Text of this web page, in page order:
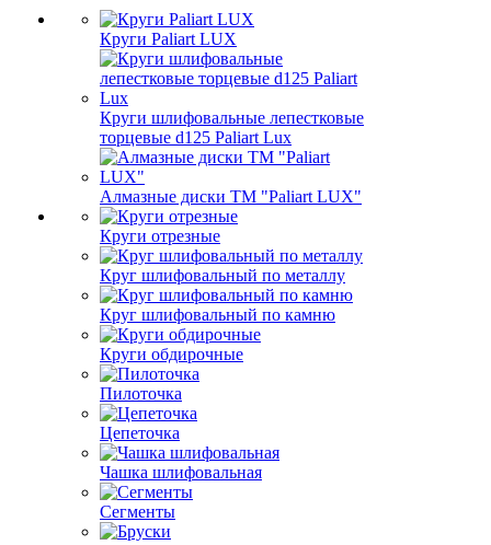
Круги Paliart LUX
Круги шлифовальные лепестковые
торцевые d125 Paliart Lux
Алмазные диски ТМ "Paliart LUX"
Круги отрезные
Круг шлифовальный по металлу
Круг шлифовальный по камню
Круги обдирочные
Пилоточка
Цепеточка
Чашка шлифовальная
Сегменты